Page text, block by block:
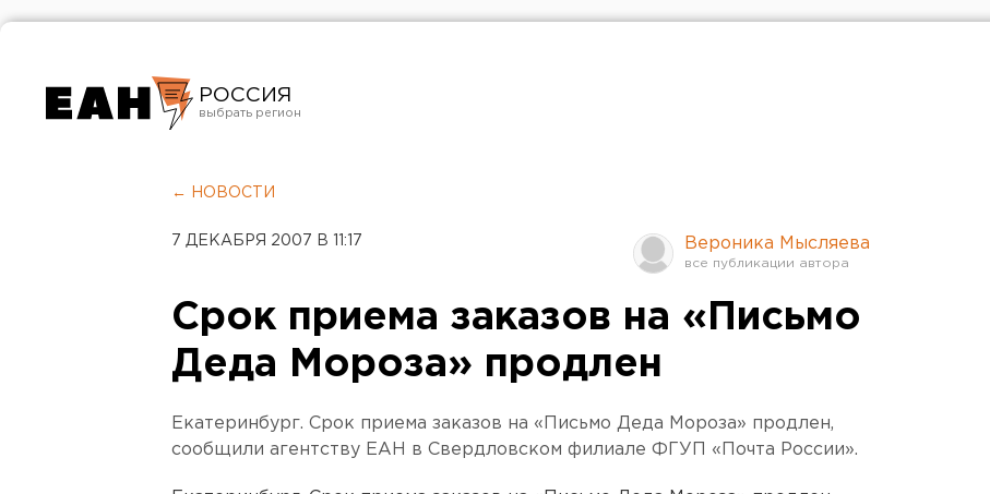
РОССИЯ
Челябинск
← НОВОСТИ
7 ДЕКАБРЯ 2007 В 11:17 Вероника Мысляева
Срок приема заказов на «Письмо
Деда Мороза» продлен
Екатеринбург. Срок приема заказов на «Письмо Деда Мороза» продлен,
сообщили агентству ЕАН в Свердловском филиале ФГУП «Почта России».